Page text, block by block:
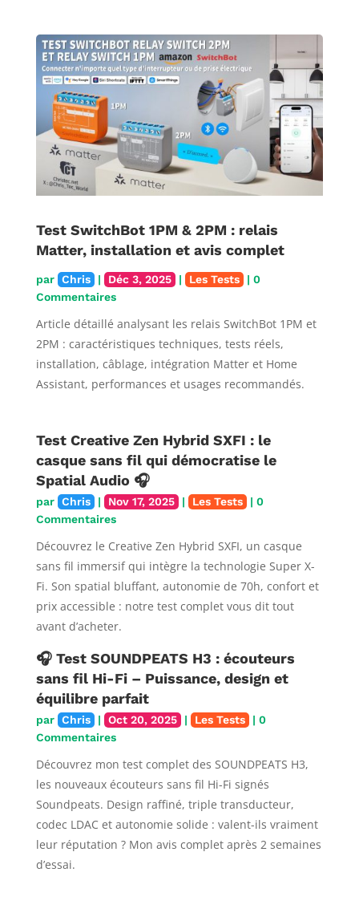
Test SwitchBot 1PM & 2PM : relais
Matter, installation et avis complet
par Chris | Déc 3, 2025 | Les Tests | 0
Commentaires
Article détaillé analysant les relais SwitchBot 1PM et
2PM : caractéristiques techniques, tests réels,
installation, câblage, intégration Matter et Home
Assistant, performances et usages recommandés.
Test Creative Zen Hybrid SXFI : le
casque sans fil qui démocratise le
Spatial Audio 🎧
par Chris | Nov 17, 2025 | Les Tests | 0
Commentaires
Découvrez le Creative Zen Hybrid SXFI, un casque
sans fil immersif qui intègre la technologie Super X-
Fi. Son spatial bluffant, autonomie de 70h, confort et
prix accessible : notre test complet vous dit tout
avant d’acheter.
🎧 Test SOUNDPEATS H3 : écouteurs
sans fil Hi-Fi – Puissance, design et
équilibre parfait
par Chris | Oct 20, 2025 | Les Tests | 0
Commentaires
Découvrez mon test complet des SOUNDPEATS H3,
les nouveaux écouteurs sans fil Hi-Fi signés
Soundpeats. Design raffiné, triple transducteur,
codec LDAC et autonomie solide : valent-ils vraiment
leur réputation ? Mon avis complet après 2 semaines
d’essai.